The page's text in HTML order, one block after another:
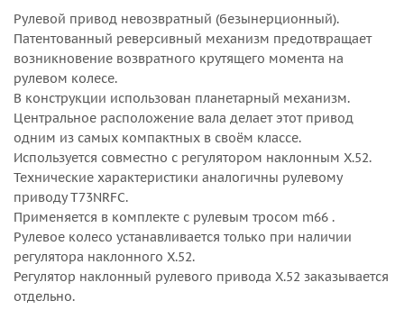
Рулевой привод невозвратный (безынерционный).
Патентованный реверсивный механизм предотвращает
возникновение возвратного крутящего момента на
рулевом колесе.
В конструкции использован планетарный механизм.
Центральное расположение вала делает этот привод
одним из самых компактных в своём классе.
Используется совместно с регулятором наклонным X.52.
Технические характеристики аналогичны рулевому
приводу T73NRFC.
Применяется в комплекте с рулевым тросом m66 .
Рулевое колесо устанавливается только при наличии
регулятора наклонного X.52.
Регулятор наклонный рулевого привода X.52 заказывается
отдельно.